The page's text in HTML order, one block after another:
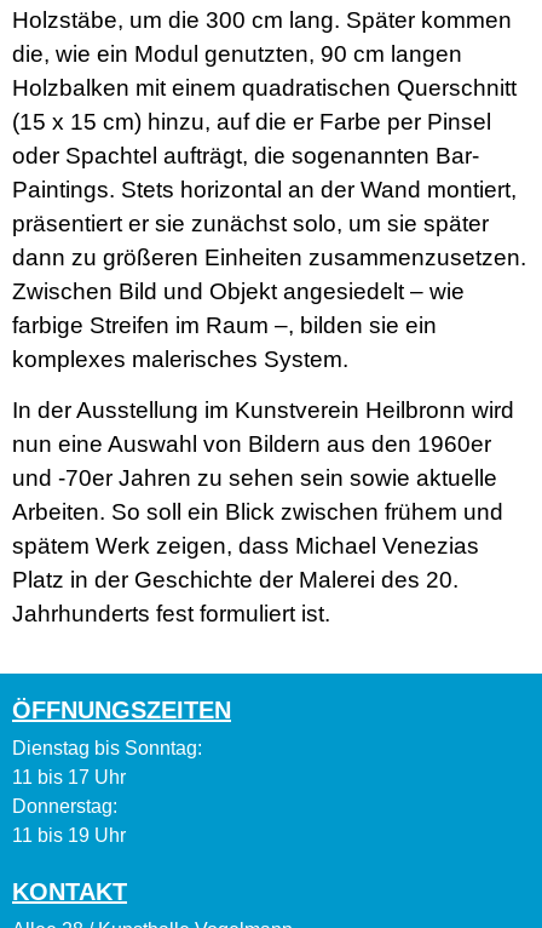
Holzstäbe, um die 300 cm lang. Später kommen
die, wie ein Modul genutzten, 90 cm langen
Holzbalken mit einem quadratischen Querschnitt
(15 x 15 cm) hinzu, auf die er Farbe per Pinsel
oder Spachtel aufträgt, die sogenannten Bar-
Paintings. Stets horizontal an der Wand montiert,
präsentiert er sie zunächst solo, um sie später
dann zu größeren Einheiten zusammenzusetzen.
Zwischen Bild und Objekt angesiedelt – wie
farbige Streifen im Raum –, bilden sie ein
komplexes malerisches System.
In der Ausstellung im Kunstverein Heilbronn wird
nun eine Auswahl von Bildern aus den 1960er
und -70er Jahren zu sehen sein sowie aktuelle
Arbeiten. So soll ein Blick zwischen frühem und
spätem Werk zeigen, dass Michael Venezias
Platz in der Geschichte der Malerei des 20.
Jahrhunderts fest formuliert ist.
KONTAKT
ÖFFNUNGSZEITEN
Dienstag bis Sonntag:
11 bis 17 Uhr
Donnerstag:
11 bis 19 Uhr